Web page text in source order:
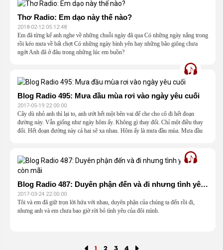
Thơ Radio: Em dạo này thế nào?
2018-02-12 05:12:48
Em đã từng kể anh nghe về những chuỗi ngày đã qua Có những ngày nắng trong
rồi kéo mưa về bất chợt Có những ngày bình yên hay những bão giông chưa
ngớt Anh đã ở đâu trong những lúc em buồn?
Blog Radio 495: Mưa đầu mùa rơi vào ngày yêu cuối
2017-05-19 22:00:00
Cây dù nhỏ anh thì lại to, anh ướt hết một bên vai để che cho cô đi hết đoạn
đường này. Vẫn giống như ngày hôm ấy. Không gì thay đổi. Chỉ một điều thay
đổi. Hết đoạn đường này cả hai sẽ xa nhau. Hôm ấy là mưa đầu mùa. Mưa đầu
Blog Radio 487: Duyên phận đến và đi nhưng tình yêu thì còn mãi
2017-03-24 22:00:00
Tôi và em đã giữ trọn lời hứa với nhau, duyên phận của chúng ta đến rồi đi,
nhưng anh và em chưa bao giờ rời bỏ tình yêu của đôi mình.
1 2 3 4